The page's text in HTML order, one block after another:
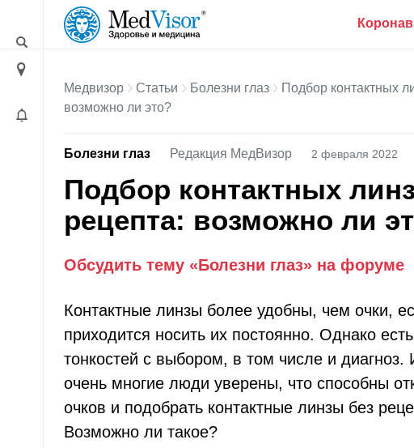
Медвизор Статьи Болезни глаз
Подбор контактных
возможно ли это?
Болезни глаз Редакция МедВизор 2 февраля 2022
Подбор контактных
рецепта: возможно ли
Обсудить тему «Болезни глаз» на форуме
Контактные линзы более удобны, чем очки,
приходится носить их постоянно. Однако
тонкостей с выбором, в том числе и диагноз.
очень многие люди уверены, что способны
очков и подобрать контактные линзы без
Возможно ли такое?